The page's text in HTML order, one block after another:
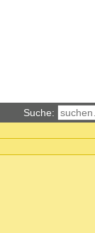
Suche: